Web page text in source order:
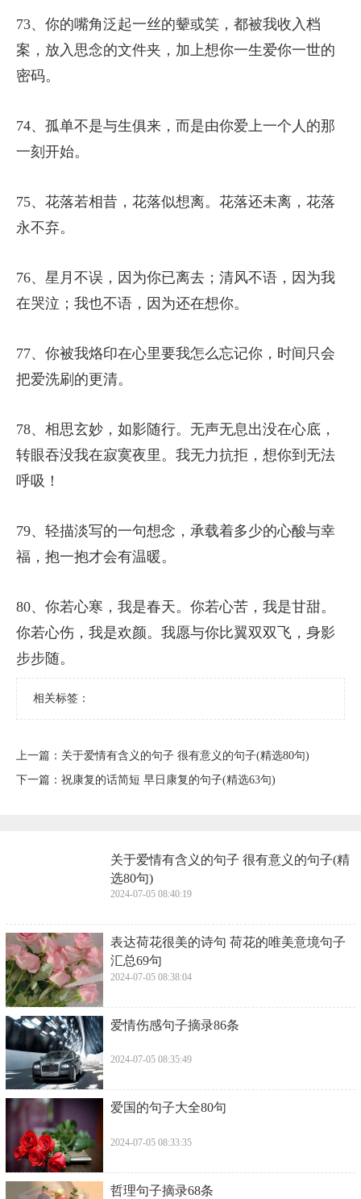
73、你的嘴角泛起一丝的颦或笑，都被我收入档
案，放入思念的文件夹，加上想你一生爱你一世的
密码。
74、孤单不是与生俱来，而是由你爱上一个人的那
一刻开始。
75、花落若相昔，花落似想离。花落还未离，花落
永不弃。
76、星月不误，因为你已离去；清风不语，因为我
在哭泣；我也不语，因为还在想你。
77、你被我烙印在心里要我怎么忘记你，时间只会
把爱洗刷的更清。
78、相思玄妙，如影随行。无声无息出没在心底，
转眼吞没我在寂寞夜里。我无力抗拒，想你到无法
呼吸！
79、轻描淡写的一句想念，承载着多少的心酸与幸
福，抱一抱才会有温暖。
80、你若心寒，我是春天。你若心苦，我是甘甜。
你若心伤，我是欢颜。我愿与你比翼双双飞，身影
步步随。
相关标签：
上一篇： ​关于爱情有含义的句子 很有意义的句子(精选80句)
下一篇： ​祝康复的话简短 早日康复的句子(精选63句)
​关于爱情有含义的句子 很有意义的句子(精
选80句)
2024-07-05 08:40:19
​表达荷花很美的诗句 荷花的唯美意境句子
汇总69句
2024-07-05 08:38:04
​爱情伤感句子摘录86条
2024-07-05 08:35:49
​爱国的句子大全80句
2024-07-05 08:33:35
​哲理句子摘录68条